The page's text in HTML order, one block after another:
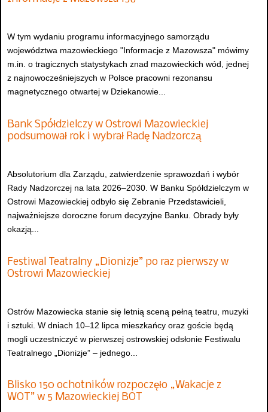
W tym wydaniu programu informacyjnego samorządu
województwa mazowieckiego "Informacje z Mazowsza" mówimy
m.in. o tragicznych statystykach znad mazowieckich wód, jednej
z najnowocześniejszych w Polsce pracowni rezonansu
magnetycznego otwartej w Dziekanowie...
Bank Spółdzielczy w Ostrowi Mazowieckiej
podsumował rok i wybrał Radę Nadzorczą
Absolutorium dla Zarządu, zatwierdzenie sprawozdań i wybór
Rady Nadzorczej na lata 2026–2030. W Banku Spółdzielczym w
Ostrowi Mazowieckiej odbyło się Zebranie Przedstawicieli,
najważniejsze doroczne forum decyzyjne Banku. Obrady były
okazją...
Festiwal Teatralny „Dionizje” po raz pierwszy w
Ostrowi Mazowieckiej
Ostrów Mazowiecka stanie się letnią sceną pełną teatru, muzyki
i sztuki. W dniach 10–12 lipca mieszkańcy oraz goście będą
mogli uczestniczyć w pierwszej ostrowskiej odsłonie Festiwalu
Teatralnego „Dionizje” – jednego...
Blisko 150 ochotników rozpoczęło „Wakacje z
WOT” w 5 Mazowieckiej BOT